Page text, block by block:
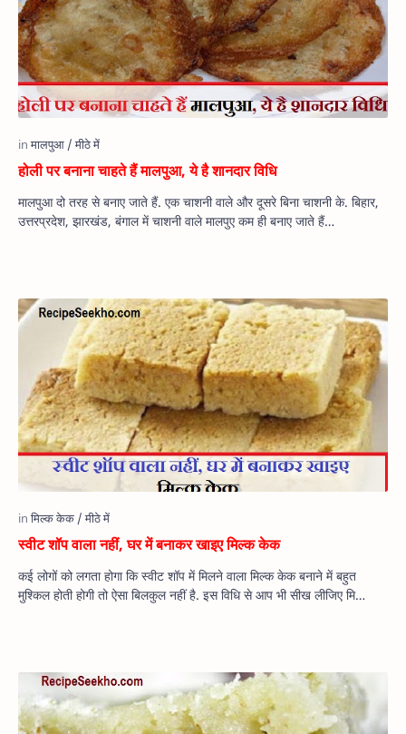
होली पर बनाना चाहते हैं मालपुआ, ये है शानदार विधि
मालपुआ दो तरह से बनाए जाते हैं. एक चाशनी वाले और दूसरे बिना चाशनी के. बिहार,
उत्तरप्रदेश, झारखंड, बंगाल में चाशनी वाले मालपुए कम ही बनाए जाते हैं…
स्वीट शॉप वाला नहीं, घर में बनाकर खाइए मिल्क केक
कई लोगों को लगता होगा कि स्वीट शॉप में मिलने वाला मिल्क केक बनाने में बहुत
मुश्किल होती होगी तो ऐसा बिलकुल नहीं है. इस विधि से आप भी सीख लीजिए मि…